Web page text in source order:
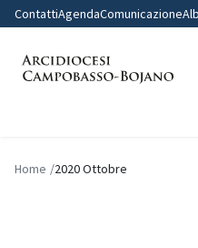
ContattiAgendaComunicazione
Home 2020 Ottobre